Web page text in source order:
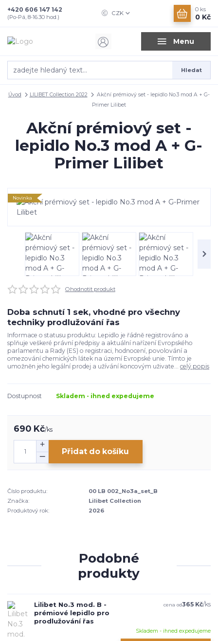
Menu
CZK
Hledat
+420 606 147 142
(Po-Pá, 8-16.30 hod.)
0 ks
0 Kč
Úvod LILIBET Collection 2022
Akční prémiový set - lepidlo No.3 mod A + G-
Primer Lilibet
Akční prémiový set -
lepidlo No.3 mod A + G-
Primer Lilibet
Novinka
Ohodnotit produkt
Doba schnutí 1 sek, vhodné pro všechny
techniky prodlužování řas
Informace o statusu produktu: Lepidlo je řádně registrováno a
splňuje veškeré právní předpisy a aktuální nařízení Evropského
parlamentu a Rady (ES) o registraci, hodnocení, povolování a
omezování chemických látek na území Evropské unie. Tímto je
umožněn jeho legální prodej a užívání koncovým uživate... celý popis
Dostupnost Skladem - ihned expedujeme
690 Kč/ks
Přidat do košíku
Číslo produktu:
00 LB 002_No3a_set_B
Značka:
Lilibet Collection
Produktový rok:
2026
Podobné
produkty
Lilibet No.3 mod. B -
prémiové lepidlo pro
prodlužování řas
cena od365 Kč/ks
Skladem - ihned expedujeme